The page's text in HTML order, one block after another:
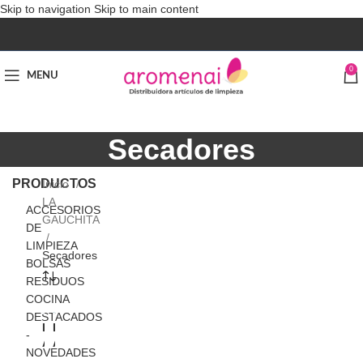
Skip to navigation Skip to main content
MENU
0
Secadores
PRODUCTOS
ACCESORIOS
DE
LIMPIEZA
BOLSAS
RESIDUOS
COCINA
DESTACADOS
-
NOVEDADES
Inicio
LA
GAUCHITA
Secadores
L
A
V
L
A
V